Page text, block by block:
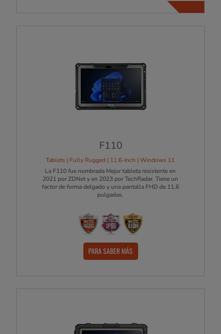
F110
Tablets | Fully Rugged | 11.6-Inch | Windows 11
La F110 fue nombrada Mejor tableta resistente en
2021 por ZDNet y en 2023 por TechRadar. Tiene un
factor de forma delgado y una pantalla FHD de 11,6
pulgadas.
PARA SABER MÁS